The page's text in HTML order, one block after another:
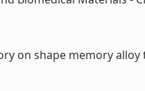
on shape memory